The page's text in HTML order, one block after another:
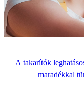
A takarítók
maradékkal